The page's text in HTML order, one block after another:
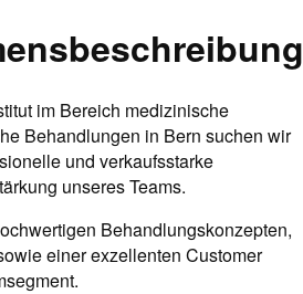
im Bereich medizinische
Behandlungen in Bern suchen wir
und verkaufsstarke
unseres Teams.
Behandlungskonzepten,
einer exzellenten Customer